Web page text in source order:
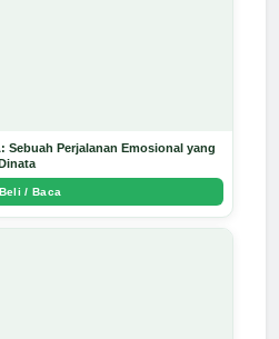
Sebuah Perjalanan Emosional yang
Beli / Baca